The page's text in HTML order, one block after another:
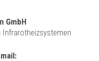
GmbH
Infrarotheizsystemen